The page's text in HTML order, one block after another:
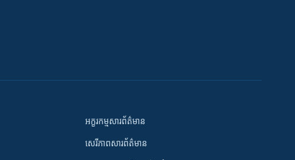
អក្ខរកម្មសារព័ត៌មាន
សេរីភាពសារព័ត៌មាន